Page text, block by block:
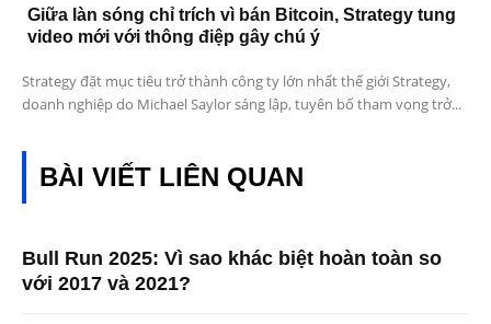
Giữa làn sóng chỉ trích vì bán Bitcoin, Strategy tung
video mới với thông điệp gây chú ý
Strategy đặt mục tiêu trở thành công ty lớn nhất thế giới Strategy,
doanh nghiệp do Michael Saylor sáng lập, tuyên bố tham vọng trở...
BÀI VIẾT LIÊN QUAN
Bull Run 2025: Vì sao khác biệt hoàn toàn so
với 2017 và 2021?